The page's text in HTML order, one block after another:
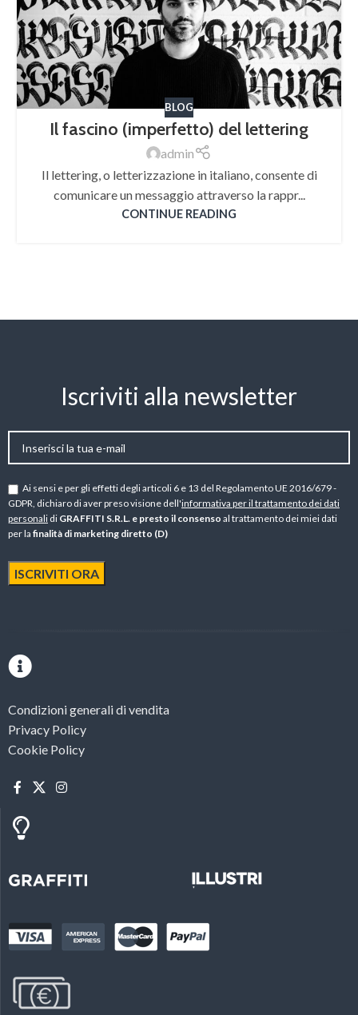
BLOG
Il fascino (imperfetto) del lettering
admin
Il lettering, o letterizzazione in italiano, consente di
comunicare un messaggio attraverso la rappr...
CONTINUE READING
Iscriviti alla newsletter
Ai sensi e per gli effetti degli articoli 6 e 13 del Regolamento UE 2016/679 -
GDPR, dichiaro di aver preso visione dell'informativa per il trattamento dei dati
personali di GRAFFITI S.R.L. e presto il consenso al trattamento dei miei dati
per la finalità di marketing diretto (D)
Condizioni generali di vendita
Privacy Policy
Cookie Policy